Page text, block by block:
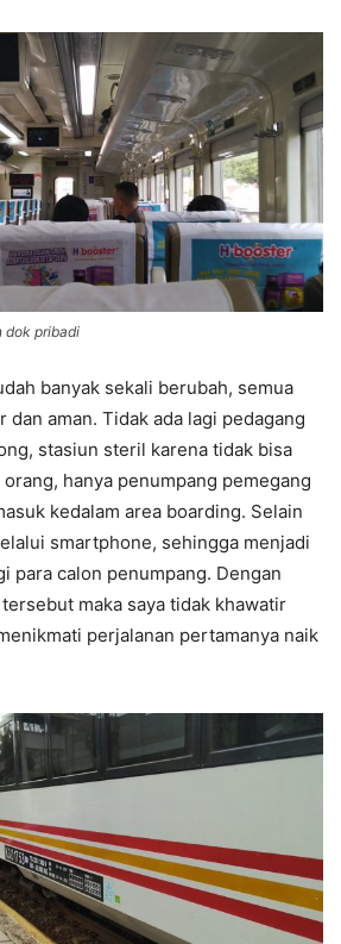
dok pribadi
banyak sekali berubah, semua
dan aman. Tidak ada lagi pedagang
stasiun steril karena tidak bisa
hanya penumpang pemegang
kedalam area boarding. Selain
smartphone, sehingga menjadi
para calon penumpang. Dengan
maka saya tidak khawatir
perjalanan pertamanya naik